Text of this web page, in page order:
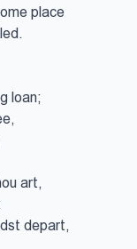
place
loan;
art,
depart,